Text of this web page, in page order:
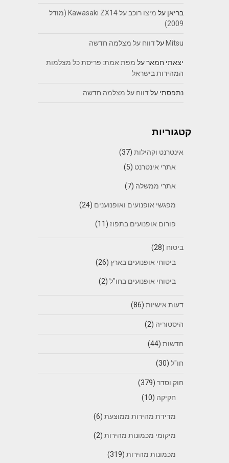
בריאן על
מיצו רוכב על Kawasaki ZX14 (מודל
2009)
Mitsu עלדווח על מצלמה חדשה
יצאתי חמארעל מפת אמת: פריסת כל מצלמות
המהירות בישראל
נתפסתי עלדווח על מצלמה חדשה
קטגוריות
אינטרנט וקהילות(37)
אתרי אינטרנט (5)
אתרי ממשלה (7)
מפגשי אופנועים ואופנוענים (24)
פורום אופנועים בתפוז(11)
ביטוח (28)
ביטוחי אופנועים בארץ(26)
ביטוחי אופנועים בחו"ל(2)
דעות אישיות(86)
היסטוריה (2)
חדשות(44)
חו"ל(30)
חוק וסדר(379)
חקיקה (10)
מדידת מהירות ממוצעת(6)
מיקומי מכמונות מהירות(2)
מכמונות מהירות(319)